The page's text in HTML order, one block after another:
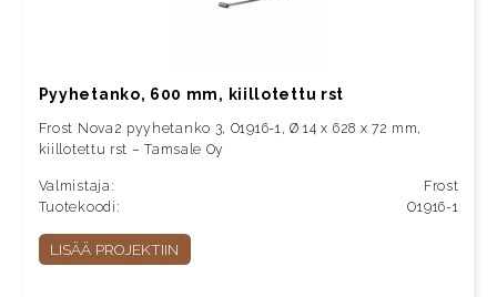
Pyyhetanko, 600 mm, kiillotettu rst
Frost Nova2 pyyhetanko 3, O1916-1, Ø 14 x 628 x 72 mm,
kiillotettu rst – Tamsale Oy
Valmistaja:
Frost
Tuotekoodi:
O1916-1
LISÄÄ PROJEKTIIN